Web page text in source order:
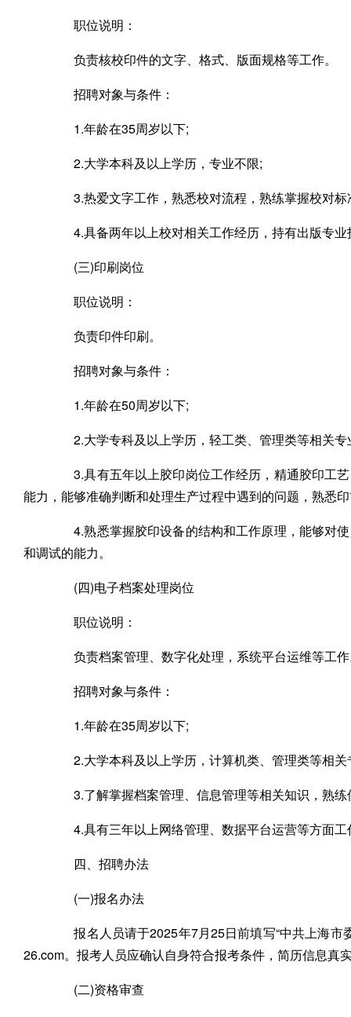
职位说明：
负责核校印件的文字、格式、版面规格等工作。
招聘对象与条件：
1.年龄在35周岁以下;
2.大学本科及以上学历，专业不限;
3.热爱文字工作，熟悉校对流程，熟练掌握校对标
4.具备两年以上校对相关工作经历，持有出版专业
(三)印刷岗位
职位说明：
负责印件印刷。
招聘对象与条件：
1.年龄在50周岁以下;
2.大学专科及以上学历，轻工类、管理类等相关专
3.具有五年以上胶印岗位工作经历，精通胶印工
能力，能够准确判断和处理生产过程中遇到的问题，熟悉
4.熟悉掌握胶印设备的结构和工作原理，能够对
和调试的能力。
(四)电子档案处理岗位
职位说明：
负责档案管理、数字化处理，系统平台运维等工
招聘对象与条件：
1.年龄在35周岁以下;
2.大学本科及以上学历，计算机类、管理类等相关
3.了解掌握档案管理、信息管理等相关知识，熟练
4.具有三年以上网络管理、数据平台运营等方面工
四、招聘办法
(一)报名办法
报名人员请于2025年7月25日前填写“中共上海市
26.com。报考人员应确认自身符合报考条件，简历信息真
(二)资格审查